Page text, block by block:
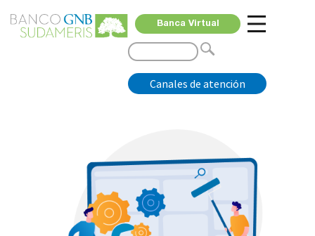
Canales de atención
Banca Virtual